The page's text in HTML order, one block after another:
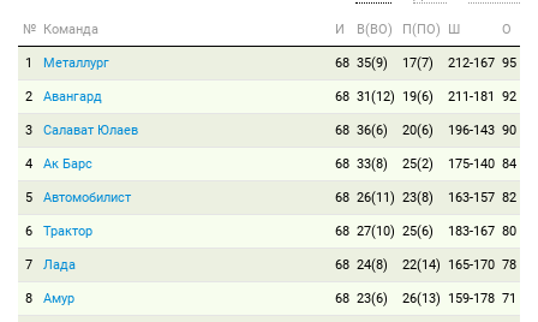
№ Команда И В(ВО) П(ПО) Ш О
1 Металлург 68 35(9) 17(7) 212-167 95
2 Авангард 68 31(12) 19(6) 211-181 92
3 Салават Юлаев 68 36(6) 20(6) 196-143 90
4 Ак Барс 68 33(8) 25(2) 175-140 84
5 Автомобилист 68 26(11) 23(8) 163-157 82
6 Трактор 68 27(10) 25(6) 183-167 80
7 Лада 68 24(8) 22(14) 165-170 78
8 Амур 68 23(6) 26(13) 159-178 71